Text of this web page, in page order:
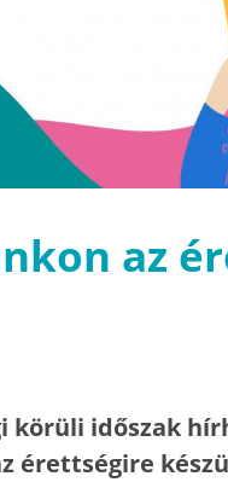
az
körüli időszak
érettségire